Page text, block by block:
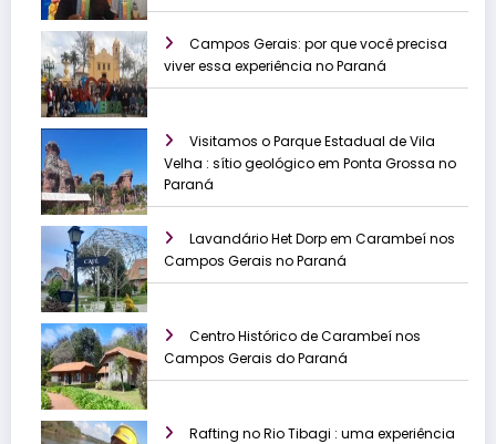
Campos Gerais: por que você precisa
viver essa experiência no Paraná
Visitamos o Parque Estadual de Vila
Velha : sítio geológico em Ponta Grossa no
Paraná
Lavandário Het Dorp em Carambeí nos
Campos Gerais no Paraná
Centro Histórico de Carambeí nos
Campos Gerais do Paraná
Rafting no Rio Tibagi : uma experiência